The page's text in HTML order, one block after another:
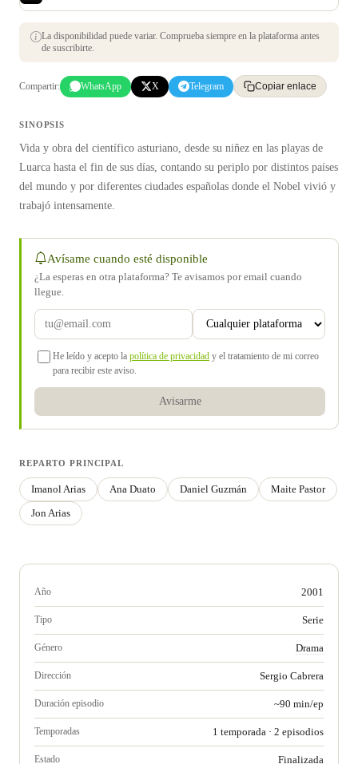
La disponibilidad puede variar. Comprueba siempre en la plataforma antes
de suscribirte.
Compartir: WhatsApp X Telegram Copiar enlace
SINOPSIS
Vida y obra del científico asturiano, desde su niñez en las playas de
Luarca hasta el fin de sus días, contando su periplo por distintos países
del mundo y por diferentes ciudades españolas donde el Nobel vivió y
trabajó intensamente.
Avísame cuando esté disponible
¿La esperas en otra plataforma? Te avisamos por email cuando
llegue.
He leído y acepto la política de privacidad y el tratamiento de mi correo
para recibir este aviso.
Avisarme
REPARTO PRINCIPAL
Imanol Arias Ana Duato Daniel Guzmán
Maite Pastor
Jon Arias
Año 2001
Tipo Serie
Género Drama
Dirección Sergio Cabrera
Duración episodio ~90 min/ep
Temporadas 1 temporada · 2 episodios
Estado Finalizada